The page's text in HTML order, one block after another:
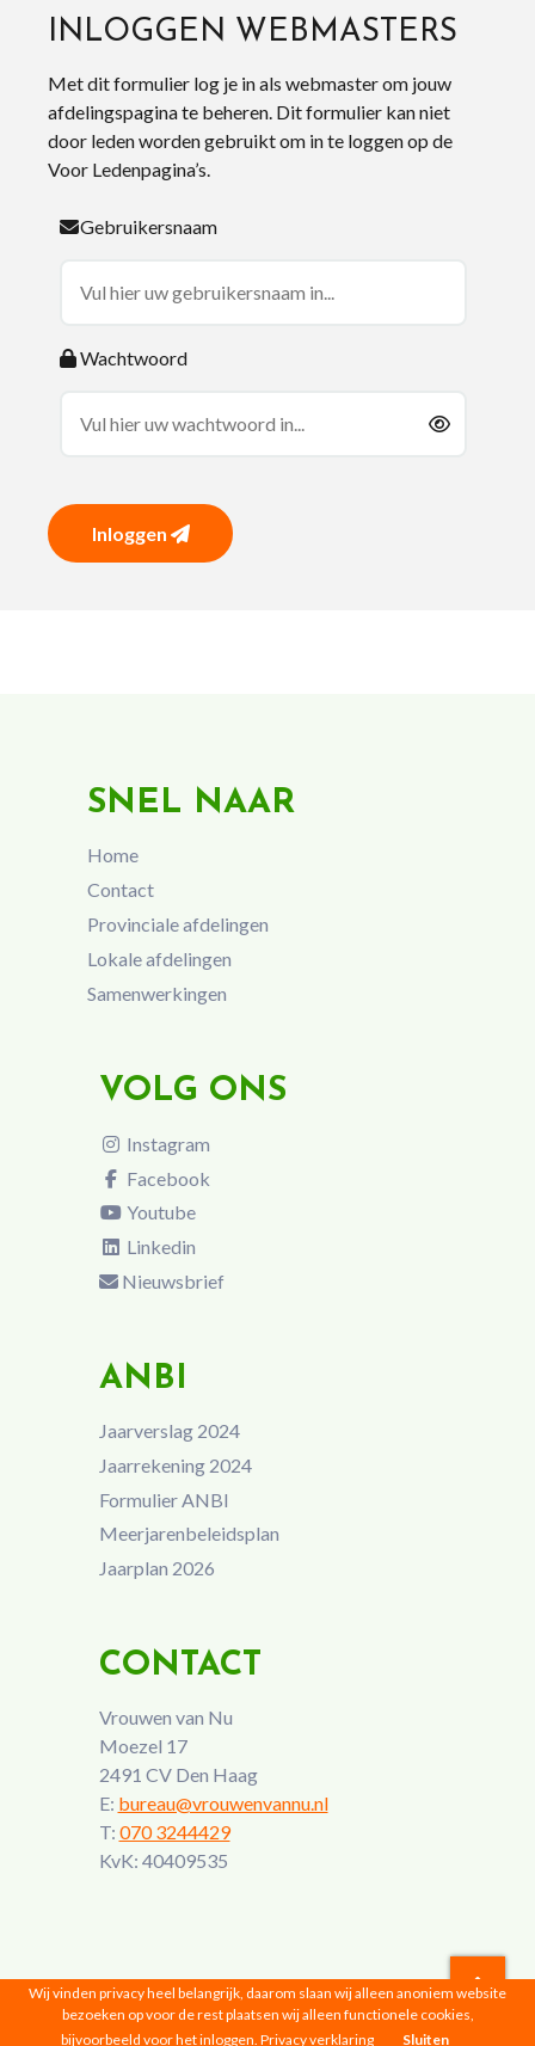
INLOGGEN WEBMASTERS
Met dit formulier log je in als webmaster om jouw
afdelingspagina te beheren. Dit formulier kan niet
door leden worden gebruikt om in te loggen op de
Voor Ledenpagina’s.
Gebruikersnaam
Wachtwoord
Inloggen
SNEL NAAR
Home
Contact
Provinciale afdelingen
Lokale afdelingen
Samenwerkingen
VOLG ONS
Instagram
Facebook
Youtube
Linkedin
Nieuwsbrief
ANBI
Jaarverslag 2024
Jaarrekening 2024
Formulier ANBI
Meerjarenbeleidsplan
Jaarplan 2026
CONTACT
Vrouwen van Nu
Moezel 17
2491 CV Den Haag
E: bureau@vrouwenvannu.nl
T: 070 3244429
KvK: 40409535
Vrouwen van Nu © 2026 |Privacyverklaring
Wij vinden privacy heel belangrijk, daarom slaan wij alleen anoniem website
bezoeken op voor de rest plaatsen wij alleen functionele cookies,
bijvoorbeeld voor het inloggen. Privacy verklaring Sluiten